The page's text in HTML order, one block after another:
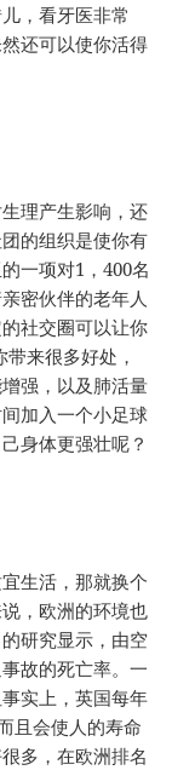
，看牙医非常
还可以使你活得
理产生影响，还
的组织是使你有
一项对1，400名
密伙伴的老年人
社交圈可以让你
来很多好处，
强，以及肺活量
加入一个小足球
身体更强壮呢？
生活，那就换个
，欧洲的环境也
研究显示，由空
故的死亡率。一
实上，英国每年
且会使人的寿命
多，在欧洲排名